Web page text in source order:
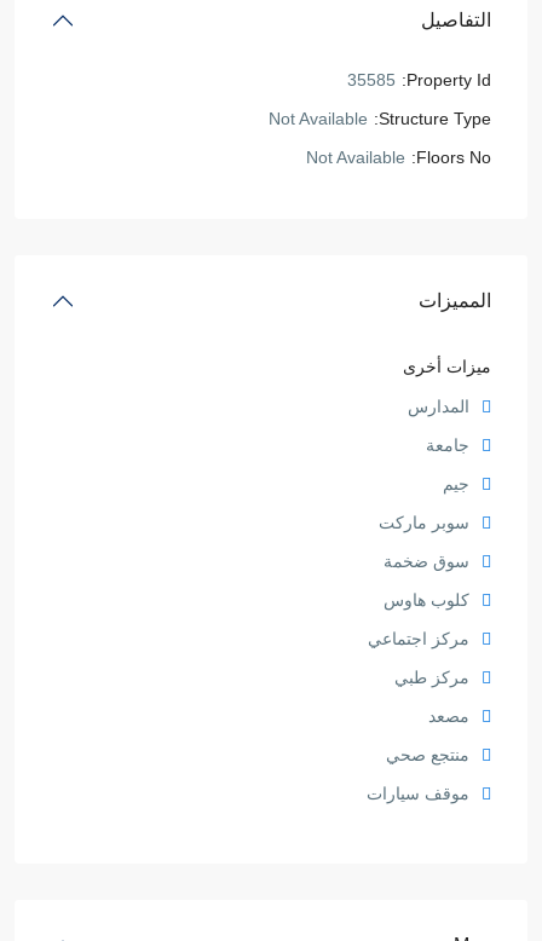
التفاصيل
Property Id:
35585
Structure Type:
Not Available
Floors No:
Not Available
المميزات
ميزات أخرى
المدارس
جامعة
جيم
سوبر ماركت
سوق ضخمة
كلوب هاوس
مركز اجتماعي
مركز طبي
مصعد
منتجع صحي
موقف سيارات